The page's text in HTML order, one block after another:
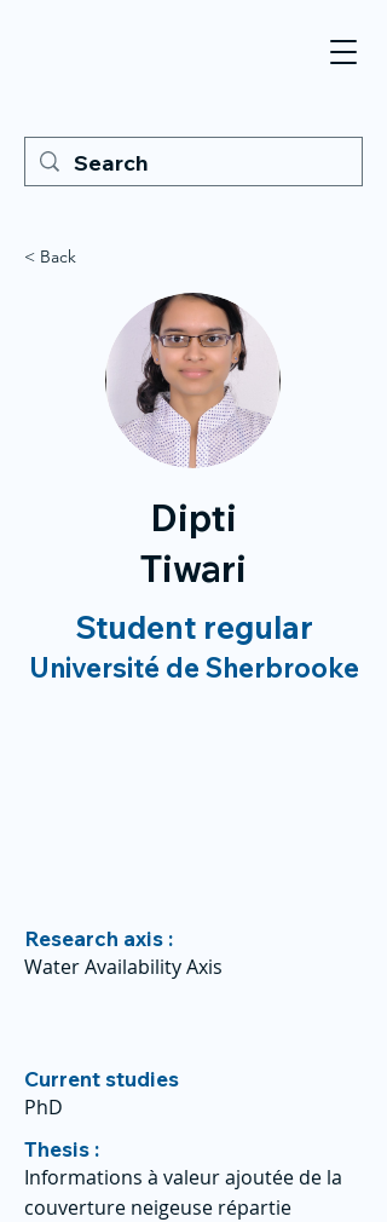
< Back
Dipti
Tiwari
Student regular
Université de Sherbrooke
Research axis :
Water Availability Axis
Current studies
PhD
Thesis :
Informations à valeur ajoutée de la
couverture neigeuse répartie